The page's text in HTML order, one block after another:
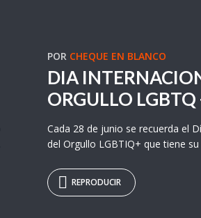
POR CHEQUE EN BLANCO
DIA
ORGULLO LGBTQ
Cada 28 de junio se recuerda el
del Orgullo LGBTIQ+ que tiene su
REPRODUCIR